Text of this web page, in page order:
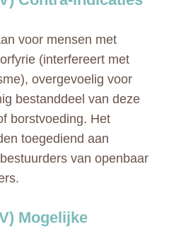
voor mensen met
(interfereert met
overgevoelig voor
bestanddeel van deze
borstvoeding. Het
toegediend aan
van openbaar
Mogelijke